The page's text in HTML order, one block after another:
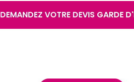
DEMANDEZ VOTRE DEVIS GARDE